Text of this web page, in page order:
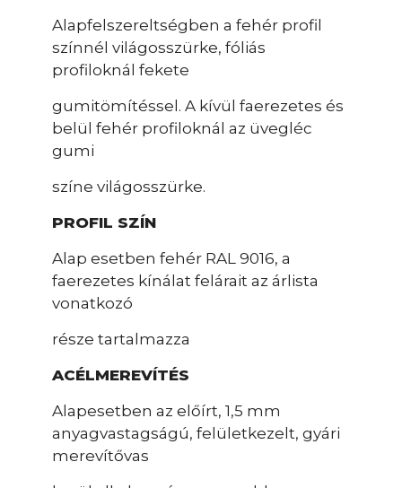
Alapfelszereltségben a fehér profil
színnél világosszürke, fóliás
profiloknál fekete
gumitömítéssel. A kívül faerezetes és
belül fehér profiloknál az üvegléc
gumi
színe világosszürke.
PROFIL SZÍN
Alap esetben fehér RAL 9016, a
faerezetes kínálat felárait az árlista
vonatkozó
része tartalmazza
ACÉLMEREVÍTÉS
Alapesetben az előírt, 1,5 mm
anyagvastagságú, felületkezelt, gyári
merevítővas